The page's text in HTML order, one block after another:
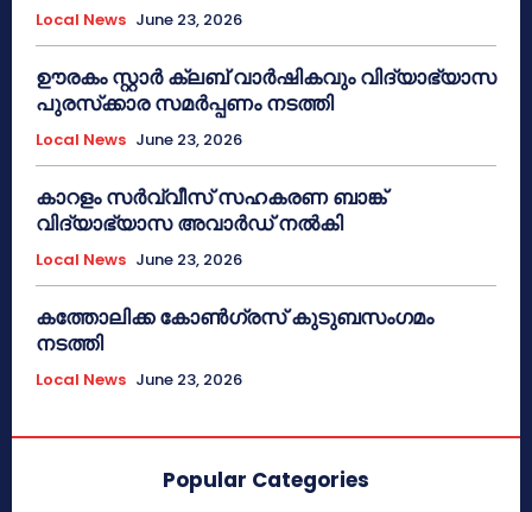
Local News June 23, 2026
ഊരകം സ്റ്റാർ ക്ലബ് വാർഷികവും വിദ്യാഭ്യാസ
പുരസ്‌ക്കാര സമർപ്പണം നടത്തി
Local News June 23, 2026
കാറളം സർവ്വീസ് സഹകരണ ബാങ്ക്
വിദ്യാഭ്യാസ അവാർഡ് നൽകി
Local News June 23, 2026
കത്തോലിക്ക കോൺഗ്രസ് കുടുബസംഗമം
നടത്തി
Local News June 23, 2026
Popular Categories